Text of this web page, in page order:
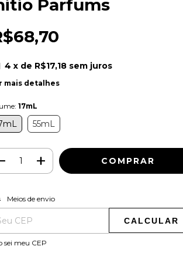
Parfums
4 x de R$17,18 sem juros
mais detalhes
17mL
55mL
para o CEP:
Meios de envio
CALCULAR
sei meu CEP